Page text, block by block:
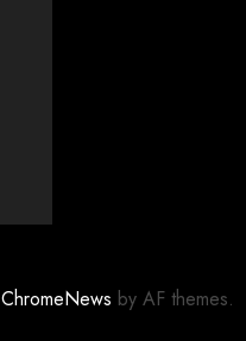
ChromeNews by AF themes.